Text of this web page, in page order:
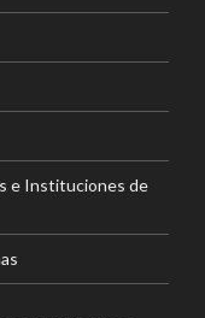
e Instituciones de